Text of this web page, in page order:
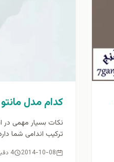
كدام مدل
نکات بسیار مهمی در
ترکیب اندامی شما
2014-10-08 4 دقیقه مطالعه